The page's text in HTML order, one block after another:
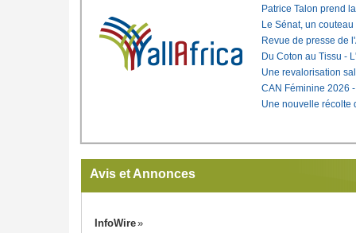
Patrice Talon prend
Le Sénat, un
Revue de presse de
Du Coton au Tissu -
Une revalorisation
CAN Féminine 2026
Une nouvelle récolte
Avis et Annonces
InfoWire